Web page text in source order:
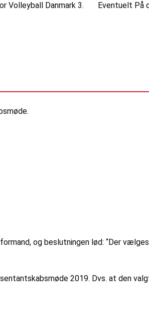
Danmark 3. Eventuelt På
og beslutningen lød: “Der
2019. Dvs. at den